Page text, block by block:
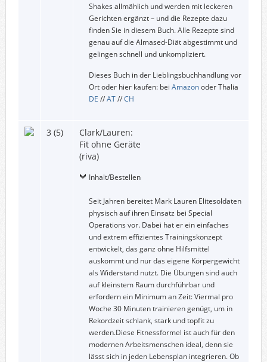
Shakes allmählich und werden mit leckeren
Gerichten ergänzt – und die Rezepte dazu
finden Sie in diesem Buch. Alle Rezepte sind
genau auf die Almased-Diät abgestimmt und
gelingen schnell und unkompliziert.
Dieses Buch in der Lieblingsbuchhandlung vor
Ort oder hier kaufen: bei Amazonoder Thalia
DE //AT//CH
3 (5)
Clark/Lauren:
Fit ohne Geräte
(riva)
Inhalt/Bestellen
Seit Jahren bereitet Mark Lauren Elitesoldaten
physisch auf ihren Einsatz bei Special
Operations vor. Dabei hat er ein einfaches
und extrem effizientes Trainingskonzept
entwickelt, das ganz ohne Hilfsmittel
auskommt und nur das eigene Körpergewicht
als Widerstand nutzt. Die Übungen sind auch
auf kleinstem Raum durchführbar und
erfordern ein Minimum an Zeit: Viermal pro
Woche 30 Minuten trainieren genügt, um in
Rekordzeit schlank, stark und topfit zu
werden.Diese Fitnessformel ist auch für den
modernen Arbeitsmenschen ideal, denn sie
lässt sich in jeden Lebensplan integrieren. Ob